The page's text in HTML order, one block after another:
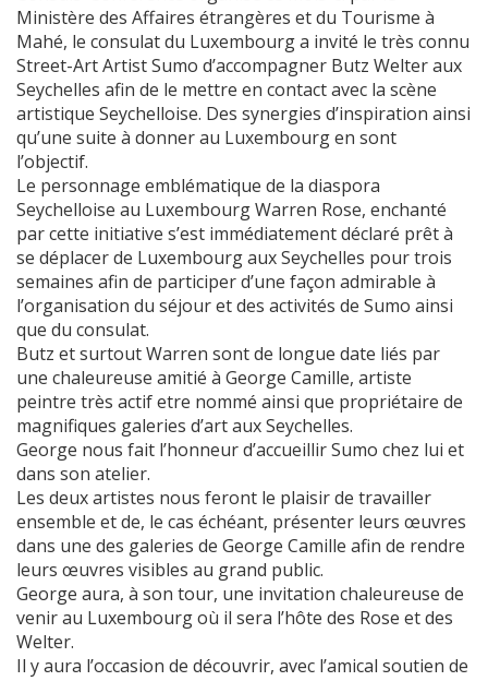
Ministère des Affaires étrangères et du Tourisme à
Mahé, le consulat du Luxembourg a invité le très connu
Street-Art Artist Sumo d’accompagner Butz Welter aux
Seychelles afin de le mettre en contact avec la scène
artistique Seychelloise. Des synergies d’inspiration ainsi
qu’une suite à donner au Luxembourg en sont
l’objectif.
Le personnage emblématique de la diaspora
Seychelloise au Luxembourg Warren Rose, enchanté
par cette initiative s’est immédiatement déclaré prêt à
se déplacer de Luxembourg aux Seychelles pour trois
semaines afin de participer d’une façon admirable à
l’organisation du séjour et des activités de Sumo ainsi
que du consulat.
Butz et surtout Warren sont de longue date liés par
une chaleureuse amitié à George Camille, artiste
peintre très actif etre nommé ainsi que propriétaire de
magnifiques galeries d’art aux Seychelles.
George nous fait l’honneur d’accueillir Sumo chez lui et
dans son atelier.
Les deux artistes nous feront le plaisir de travailler
ensemble et de, le cas échéant, présenter leurs œuvres
dans une des galeries de George Camille afin de rendre
leurs œuvres visibles au grand public.
George aura, à son tour, une invitation chaleureuse de
venir au Luxembourg où il sera l’hôte des Rose et des
Welter.
Il y aura l’occasion de découvrir, avec l’amical soutien de